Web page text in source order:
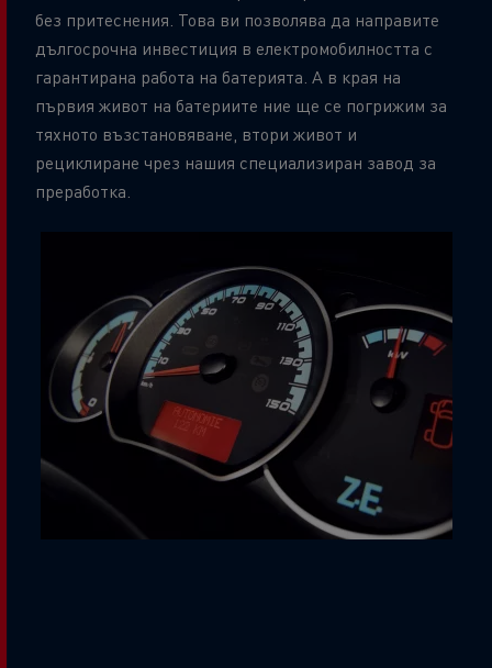
без притеснения. Това ви позволява да направите
дългосрочна инвестиция в електромобилността с
гарантирана работа на батерията. А в края на
първия живот на батериите ние ще се погрижим за
тяхното възстановяване, втори живот и
рециклиране чрез нашия специализиран завод за
преработка.